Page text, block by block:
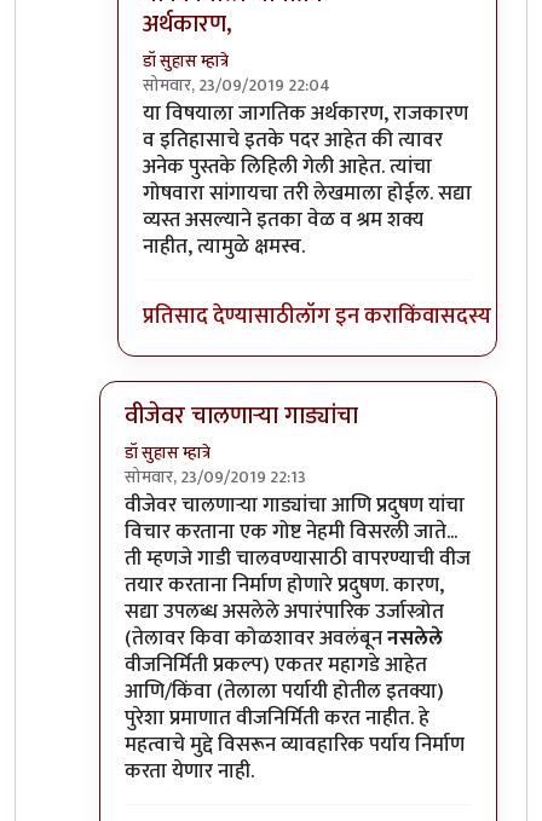
अर्थकारण,
डॉ सुहास म्हात्रे
सोमवार, 23/09/2019 22:04
In reply toसुहासजी, धन्यवादbyभंकस बाबा
या विषयाला जागतिक अर्थकारण, राजकारण
व इतिहासाचे इतके पदर आहेत की त्यावर
अनेक पुस्तके लिहिली गेली आहेत. त्यांचा
गोषवारा सांगायचा तरी लेखमाला होईल. सद्या
व्यस्त असल्याने इतका वेळ व श्रम शक्य
नाहीत, त्यामुळे क्षमस्व.
प्रतिसाद देण्यासाठीलॉग इन कराकिंवासदस्य व्हा
वीजेवर चालणार्‍या गाड्यांचा
डॉ सुहास म्हात्रे
सोमवार, 23/09/2019 22:13
In reply toइंटर्नल कंबशन इंजिनाची इंधनby
वीजेवर चालणार्‍या गाड्यांचा आणि प्रदुषण यांचा
विचार करताना एक गोष्ट नेहमी विसरली जाते...
ती म्हणजे गाडी चालवण्यासाठी वापरण्याची वीज
तयार करताना निर्माण होणारे प्रदुषण. कारण,
सद्या उपलब्ध असलेले अपारंपारिक उर्जास्त्रोत
(तेलावर किवा कोळशावर अवलंबूननसलेले
वीजनिर्मिती प्रकल्प) एकतर महागडे आहेत
आणि/किंवा (तेलाला पर्यायी होतील इतक्या)
पुरेशा प्रमाणात वीजनिर्मिती करत नाहीत. हे
महत्वाचे मुद्दे विसरून व्यावहारिक पर्याय निर्माण
करता येणार नाही.